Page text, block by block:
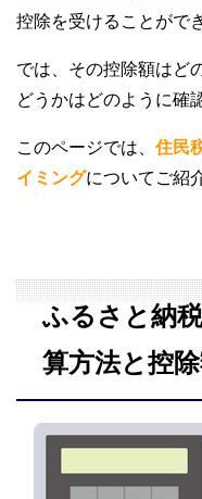
控除を受けることがで
では、その控除額はど
どうかはどのように確
このページでは、 住民
イミングについてご紹
ふるさと納
算方法と控